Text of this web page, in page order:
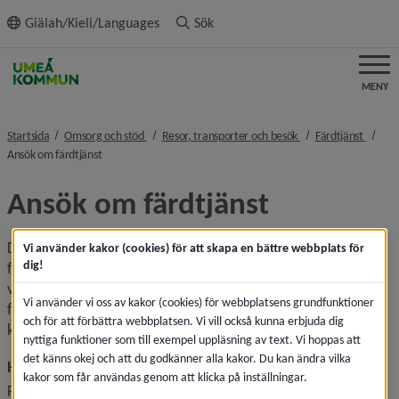
innehållet
Giälah/Kieli/Languages Sök
MENY
Startsida Omsorg och stöd nivå i brödsmulenavigeringen
Resor, transporter och besök nivå i
Färdtjänst
nivå i
Ansök om färdtjänstnivå i brödsmulenavigeringen
Ansök om färdtjänst
Du måste vara folkbokförd i Umeå kommun och din
funktionsnedsättning ska vara varaktig minst tre månader
vid ansökningstillfället. Du ska ha allvarliga svårigheter att
förflytta dig på egen hand eller att resa med allmänna
kommunikationer.
Hur ansöker jag för första gången?
För att ansöka om färdtjänsttillstånd ska en ansökan
Vi använder kakor (cookies) för att skapa en bättre webbplats för
dig!
Vi använder vi oss av kakor (cookies) för webbplatsens grundfunktioner
och för att förbättra webbplatsen. Vi vill också kunna erbjuda dig
nyttiga funktioner som till exempel uppläsning av text. Vi hoppas att
det känns okej och att du godkänner alla kakor. Du kan ändra vilka
kakor som får användas genom att klicka på inställningar.